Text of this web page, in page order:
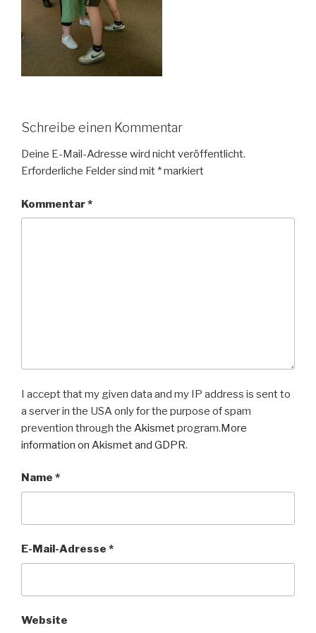
Schreibe einen Kommentar
Deine E-Mail-Adresse wird nicht veröffentlicht.
Erforderliche Felder sind mit *markiert
Kommentar*
I accept that my given data and my IP address is sent to
a server in the USA only for the purpose of spam
prevention through the Akismetprogram.More
information on Akismet and GDPR.
Name *
E-Mail-Adresse *
Website